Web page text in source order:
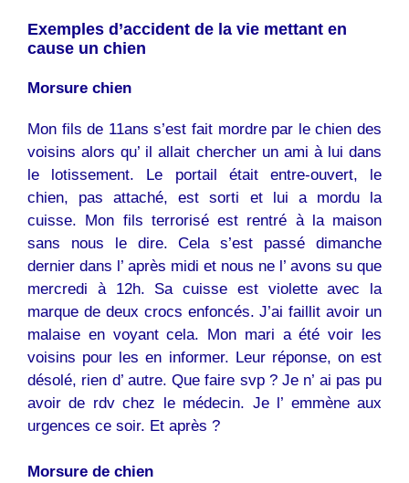
Exemples d’accident de la vie mettant en
cause un chien
Morsure chien
Mon fils de 11ans s’est fait mordre par le chien des
voisins alors qu’ il allait chercher un ami à lui dans
le lotissement. Le portail était entre-ouvert, le
chien, pas attaché, est sorti et lui a mordu la
cuisse. Mon fils terrorisé est rentré à la maison
sans nous le dire. Cela s’est passé dimanche
dernier dans l’ après midi et nous ne l’ avons su que
mercredi à 12h. Sa cuisse est violette avec la
marque de deux crocs enfoncés. J’ai faillit avoir un
malaise en voyant cela. Mon mari a été voir les
voisins pour les en informer. Leur réponse, on est
désolé, rien d’ autre. Que faire svp ? Je n’ ai pas pu
avoir de rdv chez le médecin. Je l’ emmène aux
urgences ce soir. Et après ?
Morsure de chien